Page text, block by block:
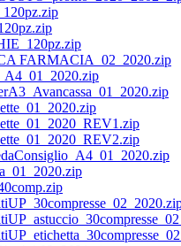
FARMACIA_02_2020.zip